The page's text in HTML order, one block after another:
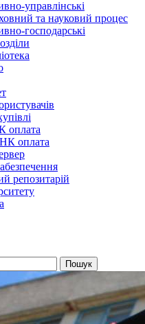
управлінські
та науковий процес
господарські
оплата
репозитарій
Пошук